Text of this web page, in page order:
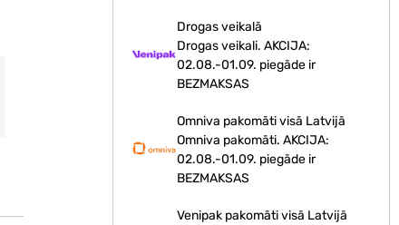
Drogas veikalā
Drogas veikali. AKCIJA:
02.08.-01.09. piegāde ir
BEZMAKSAS
Omniva pakomāti visā Latvijā
Omniva pakomāti. AKCIJA:
02.08.-01.09. piegāde ir
BEZMAKSAS
Venipak pakomāti visā Latvijā